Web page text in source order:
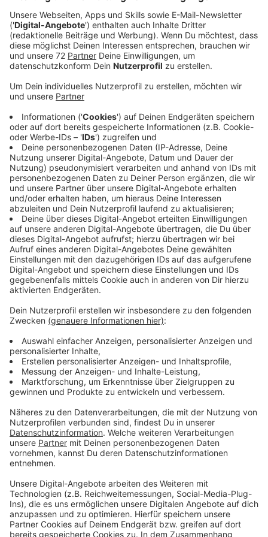
Anzeige
Diese Urlaubssaison wird anders - egal, wie weit die
Beschränkungen noch aufgehoben werden. Auch an
den Flughäfen in NRW gelten die üblichen Regeln,
denen wir im Moment unterliegen: Maskenpflicht,
Mindestabstand und immer wieder desinfizieren. Auch
beim Gepäck gelten strengere Regeln. Am Flughafen
Düsseldorf zum Beispiel, kann man nur noch ein
Handgepäckstück mit in den Flieger nehmen. Und mit
einem sind auch Handtaschen oder kleine Rucksäcke
gemeint. Hat man eine Handtasche dabei, kann man
keinen kleinen Koffer mitnehmen und umgekehrt.
Daneben gibt es noch viele weitere Maßnahmen, die
allerdings auch von Airline zu Airline unterschiedlich
seien können. Vor dem Abflug sollte man also checken,
wie es sich bei dem Anbieter verhält.
Anzeige
Übersicht Regelungen an den Flughäfen
Anzeige
Flughafen Düsseldorf
Flughafen Köln/Bonn
Flughafen Weeze
Flughafen Münster/Osnabrück
Flughafen Paderborn-Lippstadt
Flughafen Dortmund